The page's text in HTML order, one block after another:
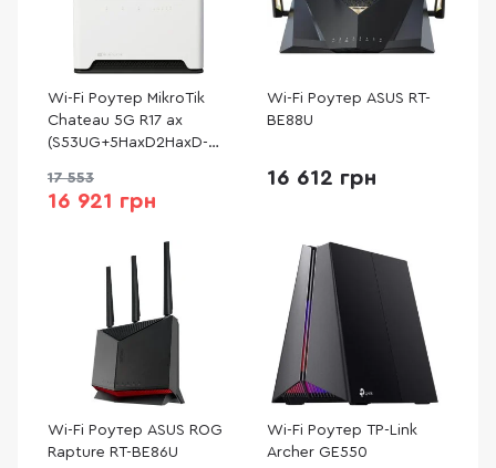
Wi-Fi Роутер MikroTik
Chateau 5G R17 ax
(S53UG+5HaxD2HaxD-
17 553
16 921 грн
Wi-Fi Роутер ASUS RT-
BE88U
16 612 грн
Wi-Fi Роутер ASUS ROG
Rapture RT-BE86U
Wi-Fi Роутер TP-Link
Archer GE550